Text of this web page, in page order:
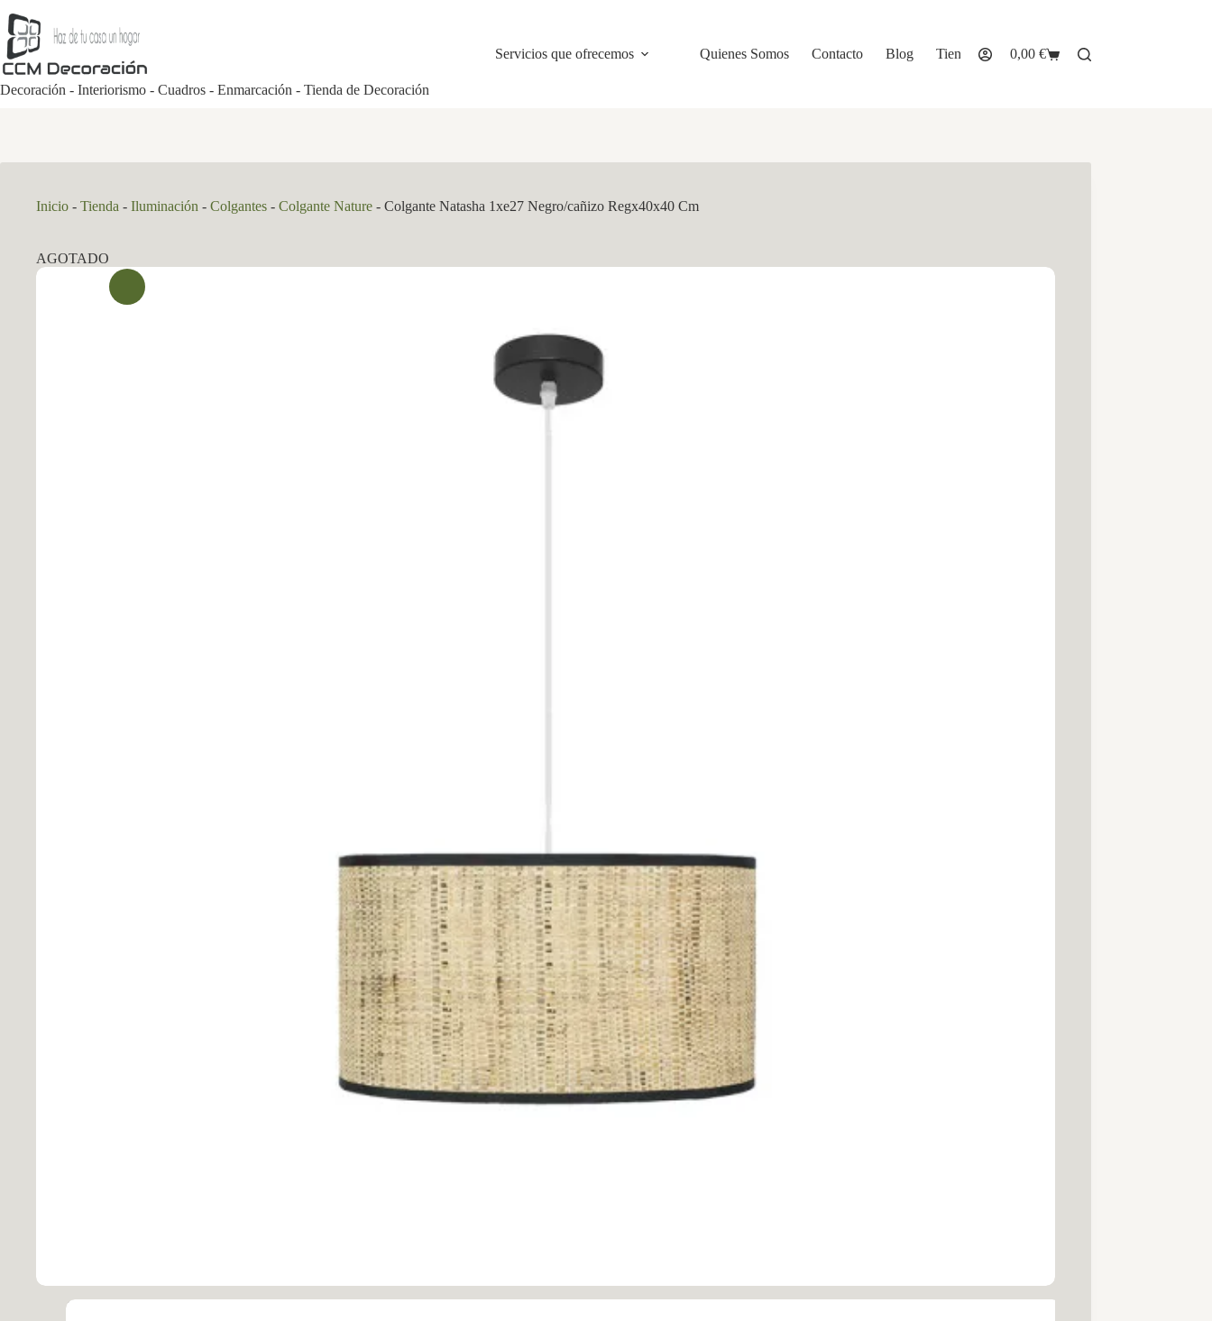
al
contenido
Decoración - Interiorismo - Cuadros - Enmarcación - Tienda de Decoración
Servicios que ofrecemos Quienes Somos Contacto Blog Tienda
Carro
0,00 €
Inicio - Tienda - Iluminación - Colgantes - Colgante Nature - Colgante Natasha 1xe27 Negro/cañizo Regx40x40 Cm
AGOTADO